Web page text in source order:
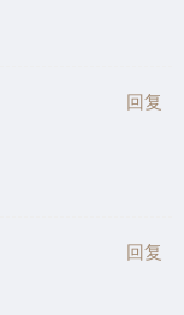
回复
回复